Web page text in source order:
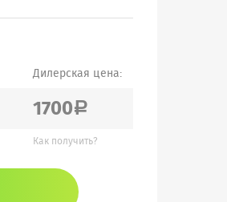
Дилерская цена:
1700a
Как получить?